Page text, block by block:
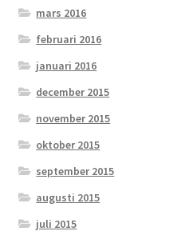
mars 2016
februari 2016
januari 2016
december 2015
november 2015
oktober 2015
september 2015
augusti 2015
juli 2015